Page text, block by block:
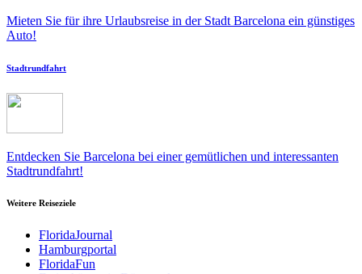
Mieten Sie für ihre Urlaubsreise in der Stadt Barcelona ein günstiges
Auto!
Stadtrundfahrt
Entdecken Sie Barcelona bei einer gemütlichen und interessanten
Stadtrundfahrt!
Weitere Reiseziele
FloridaJournal
Hamburgportal
FloridaFun